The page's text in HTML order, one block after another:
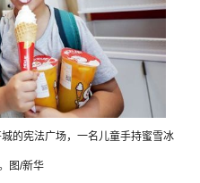
的宪法广场，一名儿童手持蜜雪冰
图/新华